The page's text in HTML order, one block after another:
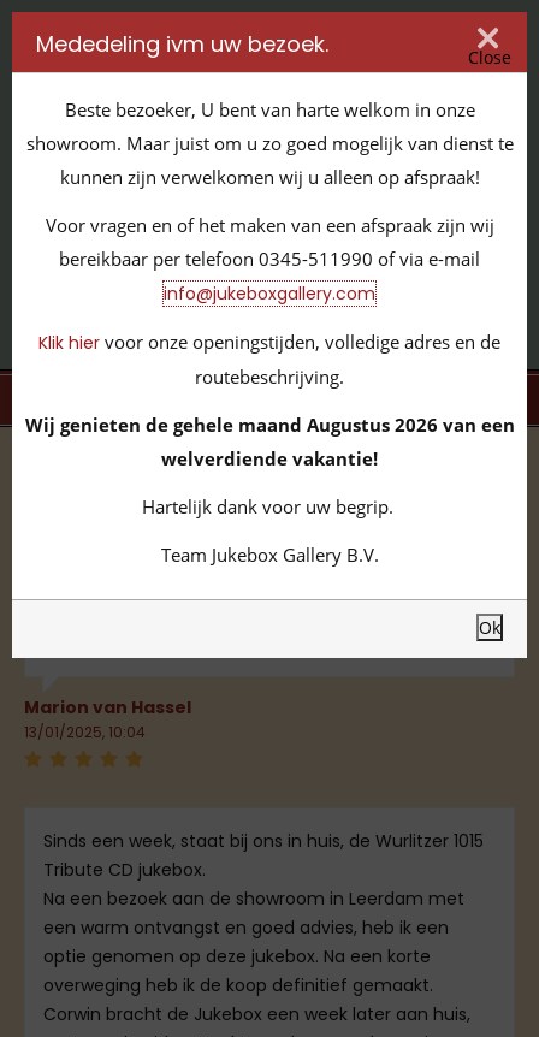
IT'S ALL ABOUT JUKEBOXES
GILDENSTRAAT 32 / 4143 HS LEERDAM / TEL:
0345 - 511990
INFO@JUKEBOXGALLERY.COM
Beoordelingen
Beoordelingen
Kerst. Super mooi ding, werkt goed, ziet er fantastisch
Marion van Hassel
13/01/2025, 10:04
Sinds een week, staat bij ons in huis, de Wurlitzer 1015
Tribute CD jukebox.
Na een bezoek aan de showroom in Leerdam met
een warm ontvangst en goed advies, heb ik een
optie genomen op deze jukebox. Na een korte
overweging heb ik de koop definitief gemaakt.
Corwin bracht de Jukebox een week later aan huis,
Mededeling ivm uw bezoek. Close
Beste bezoeker, U bent van harte welkom in onze
showroom. Maar juist om u zo goed mogelijk van dienst te
kunnen zijn verwelkomen wij u alleen op afspraak!
Voor vragen en of het maken van een afspraak zijn wij
bereikbaar per telefoon 0345-511990 of via e-mail
info@jukeboxgallery.com
Klik hier voor onze openingstijden, volledige adres en de
routebeschrijving.
Wij genieten de gehele maand Augustus 2026 van een
welverdiende vakantie!
Hartelijk dank voor uw begrip.
Team Jukebox Gallery B.V.
Ok